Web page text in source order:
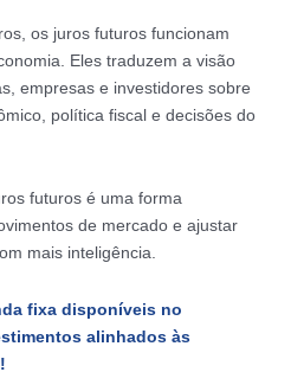
os juros futuros funcionam
Eles traduzem a visão
empresas e investidores sobre
política fiscal e decisões do
futuros é uma forma
de mercado e ajustar
mais inteligência.
fixa disponíveis no
alinhados às